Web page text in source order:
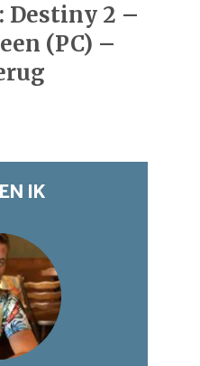
Destiny 2 –
(PC) –
IK